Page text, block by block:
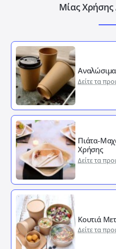
Μίας
Δείτε τα
Πιάτα-
Χρήσης
Δείτε τα
Κουτιά
Δείτε τα